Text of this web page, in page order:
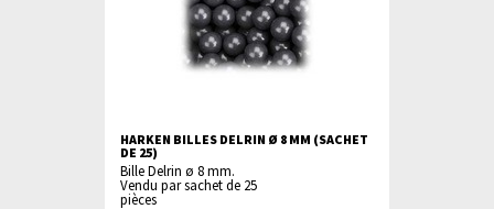
HARKEN BILLES DELRIN Ø 8 MM (SACHET
DE 25)
Bille Delrin ø 8 mm.
Vendu par sachet de 25
pièces